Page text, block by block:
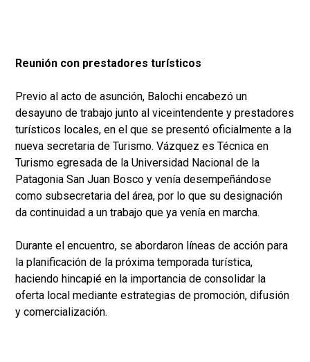
Reunión con prestadores turísticos
Previo al acto de asunción, Balochi encabezó un
desayuno de trabajo junto al viceintendente y prestadores
turísticos locales, en el que se presentó oficialmente a la
nueva secretaria de Turismo. Vázquez es Técnica en
Turismo egresada de la Universidad Nacional de la
Patagonia San Juan Bosco y venía desempeñándose
como subsecretaria del área, por lo que su designación
da continuidad a un trabajo que ya venía en marcha.
Durante el encuentro, se abordaron líneas de acción para
la planificación de la próxima temporada turística,
haciendo hincapié en la importancia de consolidar la
oferta local mediante estrategias de promoción, difusión
y comercialización.